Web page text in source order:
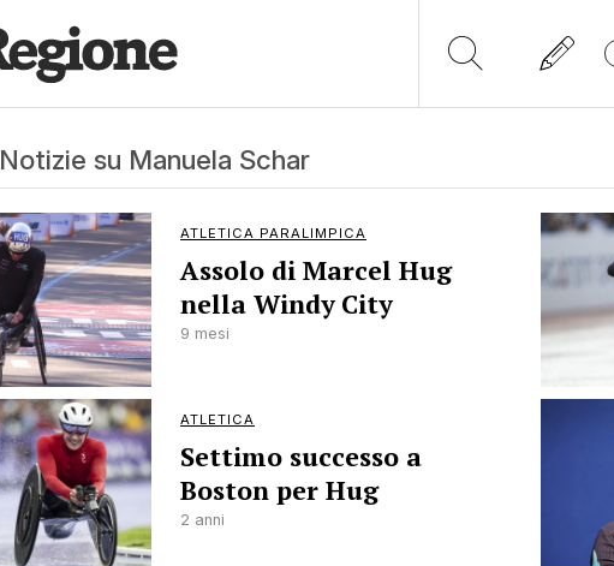
Notizie su Manuela Schar
ATLETICA PARALIMPICA
Assolo di Marcel Hug
nella Windy City
9 mesi
ATLETICA
Settimo successo a
Boston per Hug
2 anni